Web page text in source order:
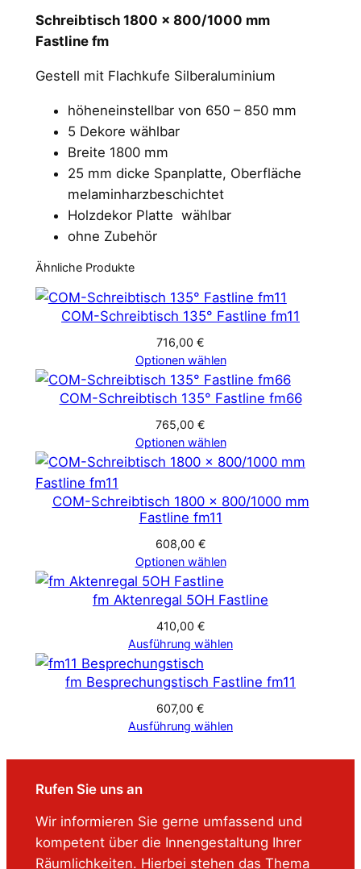
Schreibtisch 1800 x 800/1000 mm
Fastline fm
Gestell mit Flachkufe Silberaluminium
höheneinstellbar von 650 – 850 mm
5 Dekore wählbar
Breite 1800 mm
25 mm dicke Spanplatte, Oberfläche
melaminharzbeschichtet
Holzdekor Platte wählbar
ohne Zubehör
Ähnliche Produkte
COM-Schreibtisch 135° Fastline fm11
716,00 €
Optionen wählen
COM-Schreibtisch 135° Fastline fm66
765,00 €
Optionen wählen
COM-Schreibtisch 1800 x 800/1000 mm
Fastline fm11
608,00 €
Optionen wählen
fm Aktenregal 5OH Fastline
410,00 €
Ausführung wählen
fm Besprechungstisch Fastline fm11
607,00 €
Ausführung wählen
Rufen Sie uns an
Wir informieren Sie gerne umfassend und
kompetent über die Innengestaltung Ihrer
Räumlichkeiten. Hierbei stehen das Thema